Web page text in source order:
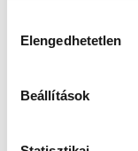
Elengedhetetlen
Beállítások
Batthyány
máshol